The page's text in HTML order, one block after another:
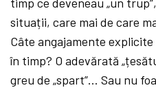
situații, care mai de care
Câte angajamente
în timp? O adevărată
greu de „spart”… Sau nu